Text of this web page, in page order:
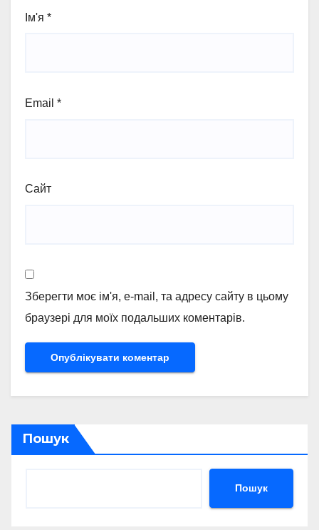
Ім'я *
Email *
Сайт
Зберегти моє ім'я, e-mail, та адресу сайту в цьому
браузері для моїх подальших коментарів.
Пошук
Пошук